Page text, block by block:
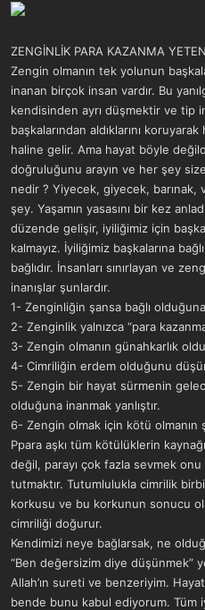
ZENGİNLİK PARA KAZANMA
Zengin olmanın tek yolunun
inanan birçok insan vardır. Bu
kendisinden ayrı düşmektir ve tip
başkalarından aldıklarını
haline gelir. Ama hayat böyle
doğruluğunu arayın ve her şey
nedir ? Yiyecek, giyecek, barınak,
şey. Yaşamın yasasını bir kez
düzende gelişir, iyiliğimiz için
kalmayız. İyiliğimiz başkalarına
bağlıdır. İnsanları sınırlayan ve
inanışlar şunlardır.
1- Zenginliğin şansa bağlı
2- Zenginlik yalnızca “para
3- Zengin olmanın günahkarlık
4- Cimriliğin erdem olduğunu
5- Zengin bir hayat sürmenin
olduğuna inanmak yanlıştır.
6- Zengin olmak için kötü olmanın
Ppara aşkı tüm kötülüklerin
değil, parayı çok fazla sevmek
tutmaktır. Tutumlulukla cimrilik
korkusu ve bu korkunun sonucu
cimriliği doğurur.
Kendimizi neye bağlarsak, ne
“Ben değersizim diye düşünmek”
Allah’ın sureti ve benzeriyim.
bende bunu kabul ediyorum. Tüm